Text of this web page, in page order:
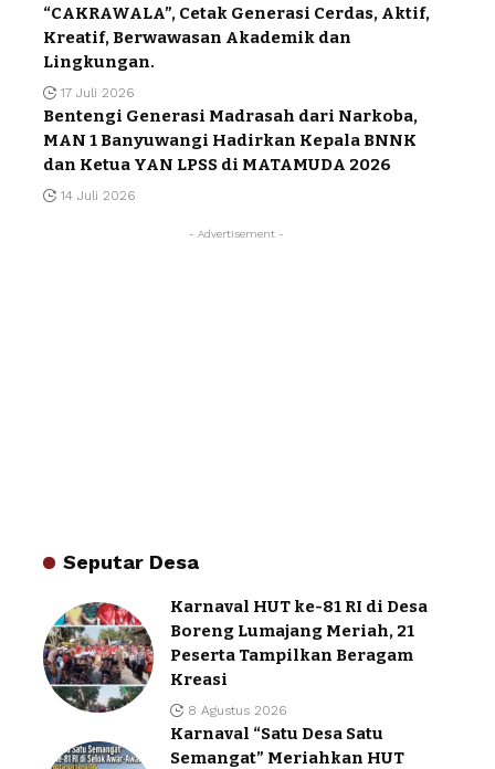
“CAKRAWALA”, Cetak Generasi Cerdas, Aktif,
Kreatif, Berwawasan Akademik dan
Lingkungan.
17 Juli 2026
Bentengi Generasi Madrasah dari Narkoba,
MAN 1 Banyuwangi Hadirkan Kepala BNNK
dan Ketua YAN LPSS di MATAMUDA 2026
14 Juli 2026
- Advertisement -
Seputar Desa
Karnaval HUT ke-81 RI di Desa
Boreng Lumajang Meriah, 21
Peserta Tampilkan Beragam
Kreasi
8 Agustus 2026
Karnaval “Satu Desa Satu
Semangat” Meriahkan HUT